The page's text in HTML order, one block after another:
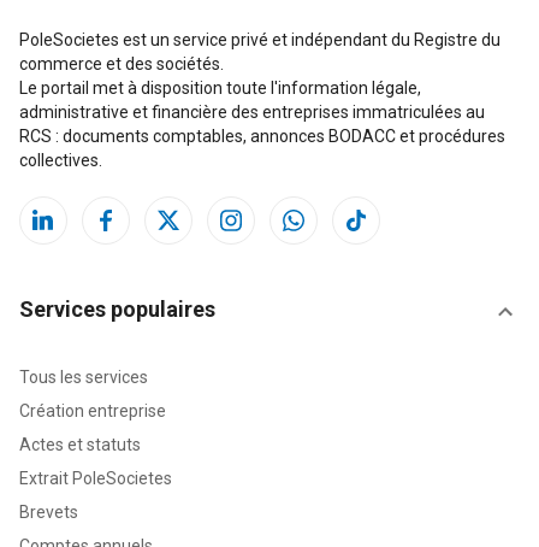
PoleSocietes est un service privé et indépendant du Registre du
commerce et des sociétés.
Le portail met à disposition toute l'information légale,
administrative et financière des entreprises immatriculées au
RCS : documents comptables, annonces BODACC et procédures
collectives.
Services populaires
Tous les services
Création entreprise
Actes et statuts
Extrait PoleSocietes
Brevets